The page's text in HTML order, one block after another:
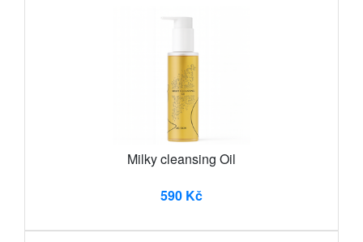
Milky cleansing Oil
590 Kč